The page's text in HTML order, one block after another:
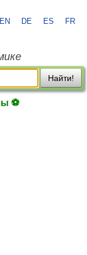
EN DE ES FR
Найти!
⚽